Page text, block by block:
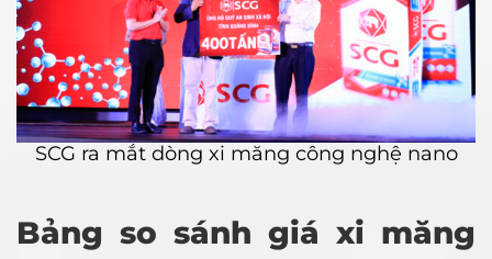
SCG ra mắt dòng xi măng công nghệ nano
Bảng so sánh giá xi măng